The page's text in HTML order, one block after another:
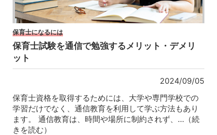
保育士になるには
保育士試験を通信で勉強するメリット・デメリ
ット
2024/09/05
保育士資格を取得するためには、大学や専門学校での
学習だけでなく、通信教育を利用して学ぶ方法もあり
ます。 通信教育は、時間や場所に制約されず、…（続
きを読む）